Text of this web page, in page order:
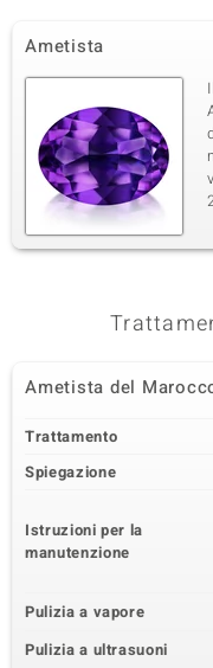
Ametista
Ametista del
Trattamento
Spiegazione
Istruzioni per la
manutenzione
Pulizia a vapore
Pulizia a ultrasuoni